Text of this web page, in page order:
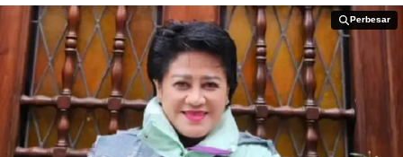
Perbesar
Perbesar